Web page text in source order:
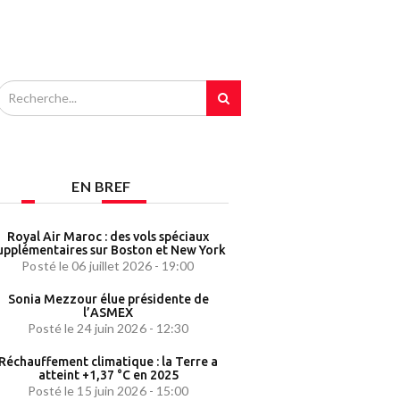
EN BREF
Royal Air Maroc : des vols spéciaux
sur Boston et New York
Posté le 06 juillet 2026 - 19:00
Sonia Mezzour élue présidente de
l’ASMEX
Posté le 24 juin 2026 - 12:30
climatique : la Terre a
atteint +1,37 °C en 2025
Posté le 15 juin 2026 - 15:00